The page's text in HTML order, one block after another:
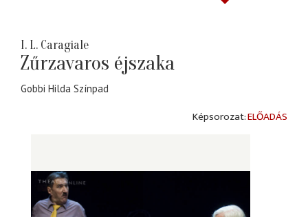
I. L. Caragiale
Zűrzavaros éjszaka
Gobbi Hilda Színpad
ELŐADÁS